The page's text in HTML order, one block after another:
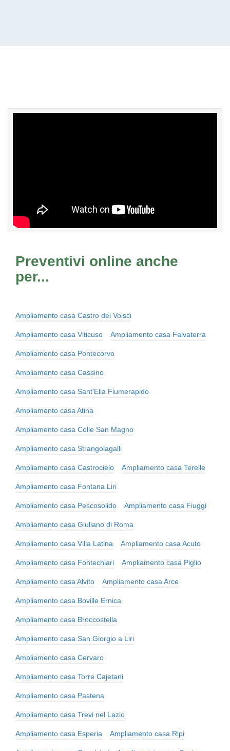
Preventivi online anche
per...
Ampliamento casa Castro dei Volsci
Ampliamento casa Viticuso Ampliamento casa Falvaterra
Ampliamento casa Pontecorvo
Ampliamento casa Cassino
Ampliamento casa Sant'Elia Fiumerapido
Ampliamento casa Atina
Ampliamento casa Colle San Magno
Ampliamento casa Strangolagalli
Ampliamento casa Castrocielo Ampliamento casa Terelle
Ampliamento casa Fontana Liri
Ampliamento casa Pescosolido Ampliamento casa Fiuggi
Ampliamento casa Giuliano di Roma
Ampliamento casa Villa Latina Ampliamento casa Acuto
Ampliamento casa Fontechiari Ampliamento casa Piglio
Ampliamento casa Alvito Ampliamento casa Arce
Ampliamento casa Boville Ernica
Ampliamento casa Broccostella
Ampliamento casa San Giorgio a Liri
Ampliamento casa Cervaro
Ampliamento casa Torre Cajetani
Ampliamento casa Pastena
Ampliamento casa Trevi nel Lazio
Ampliamento casa Esperia Ampliamento casa Ripi